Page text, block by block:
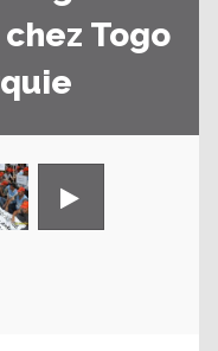
Togo